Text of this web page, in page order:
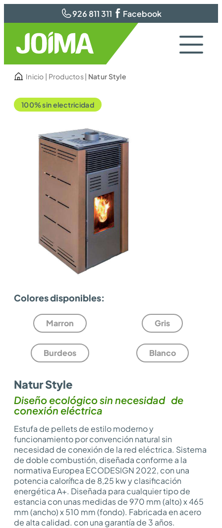
926 811 311 Facebook
Inicio | Productos| Natur Style
100% sin electricidad
Colores disponibles:
Marron Gris
Burdeos Blanco
Natur Style
Diseño ecológico sin necesidad de
conexión eléctrica
Estufa de pellets de estilo moderno y
funcionamiento por convención natural sin
necesidad de conexión de la red eléctrica. Sistema
de doble combustión, diseñada conforme a la
normativa Europea ECODESIGN 2022, con una
potencia calorífica de 8,25 kw y clasificación
energética A+. Diseñada para cualquier tipo de
estancia con unas medidas de 970 mm (alto) x 465
mm (ancho) x 510 mm (fondo). Fabricada en acero
de alta calidad. con una garantía de 3 años.